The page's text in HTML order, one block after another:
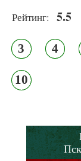
Рейтинг: 5.5
3 4
10